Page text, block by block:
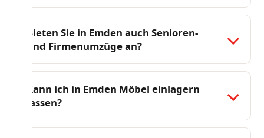
Bieten Sie in Emden auch Senioren-
und Firmenumzüge an?
Kann ich in Emden Möbel einlagern
lassen?